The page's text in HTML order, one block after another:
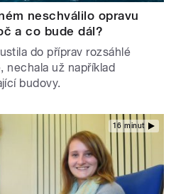
neschválilo opravu
a co bude dál?
do příprav rozsáhlé
nechala už například
budovy.
16 minut